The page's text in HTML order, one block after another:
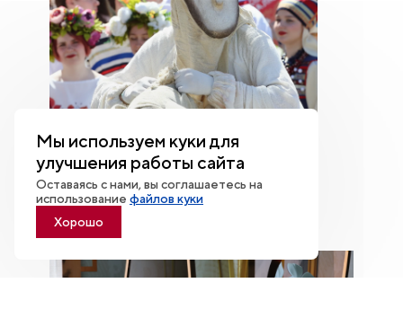
Мы используем куки для
улучшения работы сайта
Оставаясь с нами, вы соглашаетесь на
использованиефайлов куки
Хорошо